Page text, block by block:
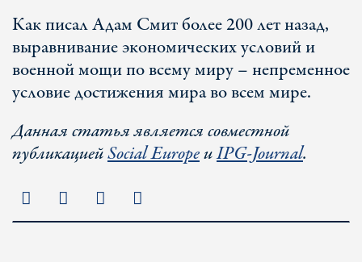
Как писал Адам Смит более 200 лет назад,
выравнивание экономических условий и
военной мощи по всему миру – непременное
условие достижения мира во всем мире.
Данная статья является совместной
публикациейSocial EuropeиIPG-Journal.